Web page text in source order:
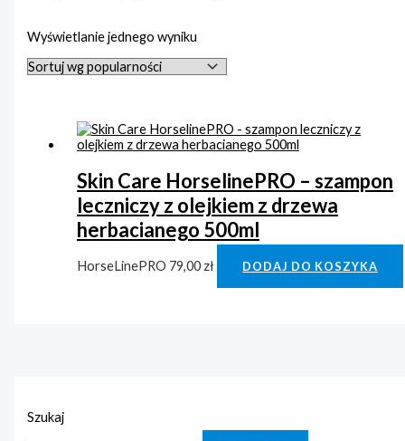
Szukaj
Wyświetlanie jednego wyniku
Skin Care HorselinePRO – szampon
leczniczy z olejkiem z drzewa
herbacianego 500ml
HorseLinePRO 79,00 zł DODAJ DO KOSZYKA